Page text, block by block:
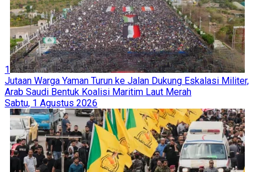
1
Jutaan Warga Yaman Turun ke Jalan Dukung Eskalasi Militer,
Arab Saudi Bentuk Koalisi Maritim Laut Merah
Sabtu, 1 Agustus 2026